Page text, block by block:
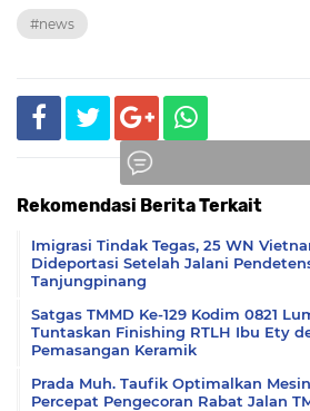
#news
Rekomendasi Berita Terkait
Imigrasi Tindak Tegas, 25 WN
Dideportasi Setelah Jalani
Tanjungpinang
Satgas TMMD Ke-129 Kodim 0821
Tuntaskan Finishing RTLH Ibu Ety
Pemasangan Keramik
Prada Muh. Taufik Optimalkan
Percepat Pengecoran Rabat Jalan